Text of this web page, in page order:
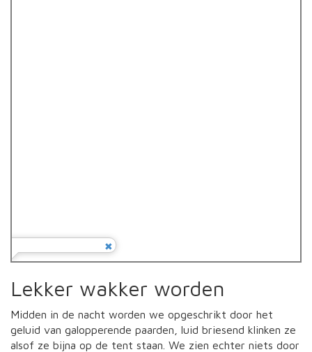
Lekker wakker worden
Midden in de nacht worden we opgeschrikt door het
geluid van galopperende paarden, luid briesend klinken ze
alsof ze bijna op de tent staan. We zien echter niets door